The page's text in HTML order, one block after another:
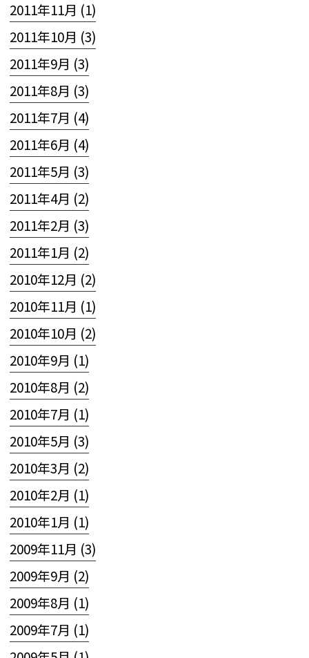
2011年11月 (1)
2011年10月 (3)
2011年9月 (3)
2011年8月 (3)
2011年7月 (4)
2011年6月 (4)
2011年5月 (3)
2011年4月 (2)
2011年2月 (3)
2011年1月 (2)
2010年12月 (2)
2010年11月 (1)
2010年10月 (2)
2010年9月 (1)
2010年8月 (2)
2010年7月 (1)
2010年5月 (3)
2010年3月 (2)
2010年2月 (1)
2010年1月 (1)
2009年11月 (3)
2009年9月 (2)
2009年8月 (1)
2009年7月 (1)